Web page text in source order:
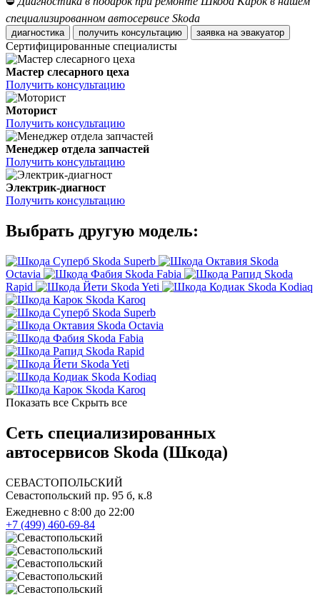
специализированном автосервисе Skoda
диагностика получить консультацию заявка на эвакуатор
Сертифицированные специалисты
Мастер слесарного цеха
Получить консультацию
Моторист
Получить консультацию
Менеджер отдела запчастей
Получить консультацию
Электрик-диагност
Получить консультацию
Выбрать другую модель:
Skoda Superb
Skoda
Octavia
Skoda Fabia
Skoda
Rapid
Skoda Yeti
Skoda Kodiaq
Skoda Karoq
Skoda Superb
Skoda Octavia
Skoda Fabia
Skoda Rapid
Skoda Yeti
Skoda Kodiaq
Skoda Karoq
Показать все Скрыть все
Сеть специализированных
автосервисов Skoda (Шкода)
СЕВАСТОПОЛЬСКИЙ
Севастопольский пр. 95 б, к.8
Ежедневно с 8:00 до 22:00
+7 (499) 460-69-84